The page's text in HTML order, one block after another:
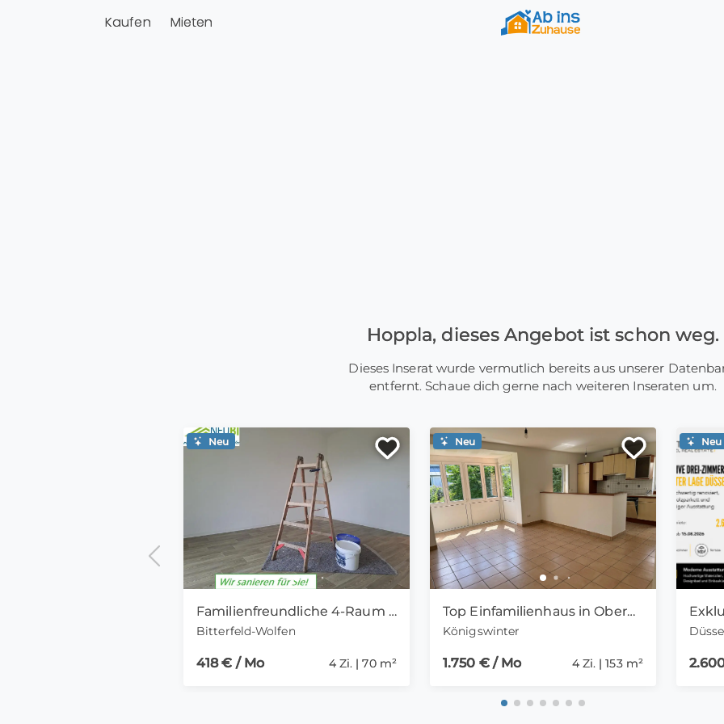
Kaufen Mieten
Hoppla, dieses Angebot ist schon weg.
Dieses Inserat wurde vermutlich bereits aus unserer
entfernt. Schaue dich gerne nach weiteren Inseraten um.
Familienfreundliche 4-Raum Wohnung mit WBS in ruhiger Wohnlage
Bitterfeld-Wolfen
418 € / Mo 4 Zi. | 70 m²
Neu
Top Einfamilienhaus in Oberpleis
Königswinter
1.750 € / Mo 4 Zi. | 153 m²
Neu Neu